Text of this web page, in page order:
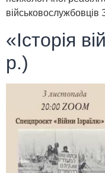
військовослужбовців
«Історія
р.)